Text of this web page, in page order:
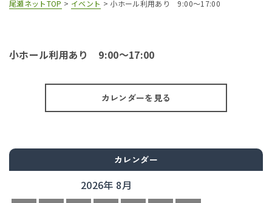
尾瀬ネットTOP > イベント > 小ホール利用あり 9:00～17:00
小ホール利用あり 9:00～17:00
カレンダーを見る
カレンダー
2026年 8月